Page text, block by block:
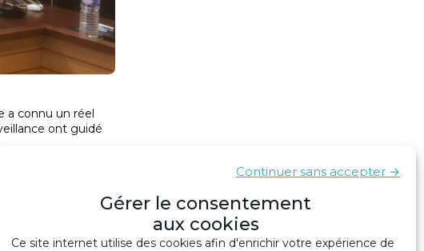
Gérer le consentement
aux cookies
Ce site internet utilise des cookies afin d'enrichir votre expérience de
Continuer sans accepter →
a connu un réel
ont guidé
Un nouveau port dans la charte